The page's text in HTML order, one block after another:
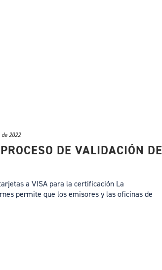
2022
DE VALIDACIÓN DE
a VISA para la certificación La
permite que los emisores y las oficinas de